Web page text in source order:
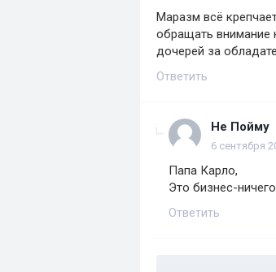
Маразм всё
обращать внимание
дочерей за
Ответить
Не Пойму
6 сентября
Папа Карло,
Это бизнес-
Ответить